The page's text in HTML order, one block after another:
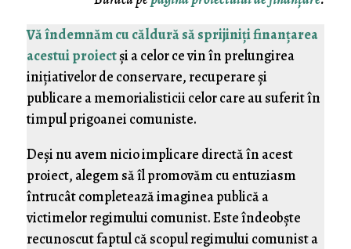
Vă îndemnăm cu căldură să sprijiniţi finanţarea
acestui proiectşi a celor ce vin în prelungirea
iniţiativelor de conservare, recuperare şi
publicare a memorialisticii celor care au suferit în
timpul prigoanei comuniste.
Deşi nu avem nicio implicare directă în acest
proiect, alegem să îl promovăm cu entuziasm
întrucât completează imaginea publică a
victimelor regimului comunist. Este îndeobşte
recunoscut faptul că scopul regimului comunist a